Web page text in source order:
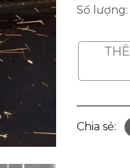
Bọc chân
Chia sẻ: